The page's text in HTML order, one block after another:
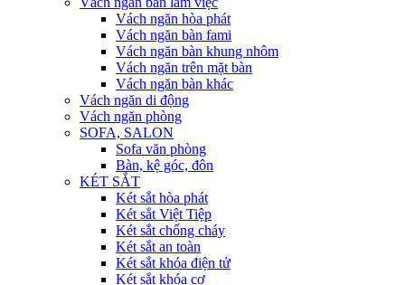
Vách ngăn hòa phát
Vách ngăn bàn fami
Vách ngăn bàn khung nhôm
Vách ngăn trên mặt bàn
Vách ngăn bàn khác
Vách ngăn di động
Vách ngăn phòng
SOFA, SALON
Sofa văn phòng
Bàn, kệ góc, đôn
KÉT SẮT
Két sắt hòa phát
Két sắt Việt Tiệp
Két sắt chống cháy
Két sắt an toàn
Két sắt khóa điện tử
Két sắt khóa cơ